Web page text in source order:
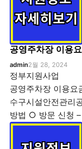
공영주차장 이용
admin2월 28, 2024
정부지원사업
공영주차장 이용요
수구시설안전관리
방법 ○ 방문 신청